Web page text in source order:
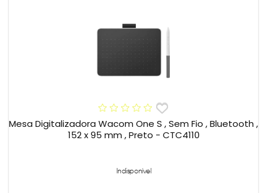
Mesa Digitalizadora Wacom One S , Sem Fio , Bluetooth ,
152 x 95 mm , Preto - CTC4110
Indisponível